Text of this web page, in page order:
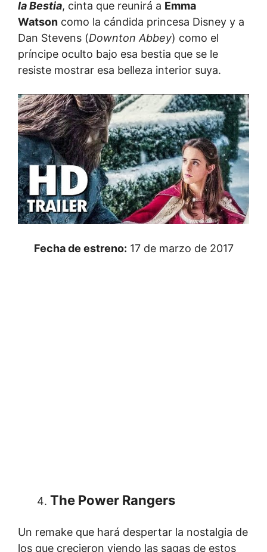
la Bestia, cinta que reunirá a Emma
Watson como la cándida princesa Disney y a
Dan Stevens (Downton Abbey) como el
príncipe oculto bajo esa bestia que se le
resiste mostrar esa belleza interior suya.
Fecha de estreno: 17 de marzo de 2017
The Power Rangers
Un remake que hará despertar la nostalgia de
los que crecieron viendo las sagas de estos